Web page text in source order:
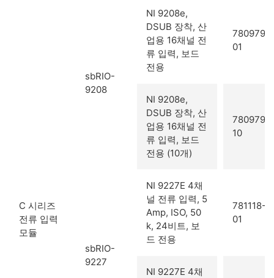
C 시리즈
전류 입력
모듈
sbRIO-
9208
NI 9208e,
DSUB 장착, 산
업용 16채널 전
류 입력, 보드
전용
780979-
01
NI 9208e,
DSUB 장착, 산
업용 16채널 전
류 입력, 보드
전용 (10개)
780979-
10
sbRIO-
9227
NI 9227E 4채
널 전류 입력, 5
Amp, ISO, 50
k, 24비트, 보
드 전용
781118-
01
NI 9227E 4채